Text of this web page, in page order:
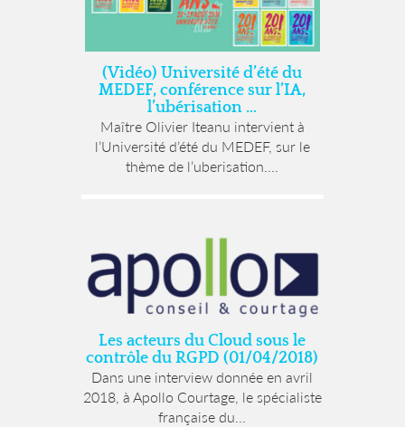
(Vidéo) Université d’été du
MEDEF, conférence sur l’IA,
l’ubérisation …
Maître Olivier Iteanu intervient à
l’Université d’été du MEDEF, sur le
thème de l’uberisation....
Les acteurs du Cloud sous le
contrôle du RGPD (01/04/2018)
Dans une interview donnée en avril
2018, à Apollo Courtage, le spécialiste
française du...